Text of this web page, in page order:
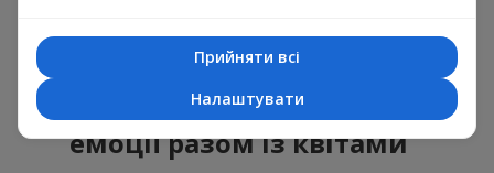
пропозиції на будь-який смак та бюджет, щоб зробити
подарунок в м. Погребище незабутнім.
Як м’яка іграшка підкреслює
емоції разом із квітами
Прийняти всі
Налаштувати